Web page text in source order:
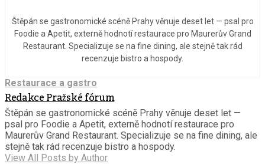
Štěpán se gastronomické scéně Prahy věnuje deset let — psal pro
Foodie a Apetit, externě hodnotí restaurace pro Maurerův Grand
Restaurant. Specializuje se na fine dining, ale stejně tak rád
recenzuje bistro a hospody.
Restaurace a gastro
Redakce Pražské fórum
Štěpán se gastronomické scéně Prahy věnuje deset let —
psal pro Foodie a Apetit, externě hodnotí restaurace pro
Maurerův Grand Restaurant. Specializuje se na fine dining, ale
stejně tak rád recenzuje bistro a hospody.
View All Posts by Author